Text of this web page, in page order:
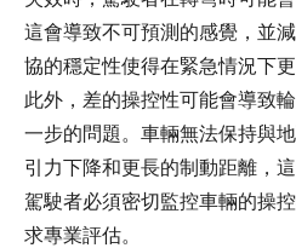
這會導致不可預測的感覺，並
協的穩定性使得在緊急情況下更
此外，差的操控性可能會導致
一步的問題。車輛無法保持與
引力下降和更長的制動距離，
駕駛者必須密切監控車輛的操
求專業評估。